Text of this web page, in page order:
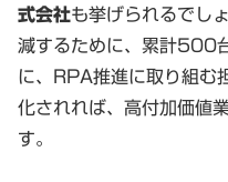
式会社も挙げられるでし
減するために、累計500
に、RPA推進に取り組む
化されれば、高付加価値
す。